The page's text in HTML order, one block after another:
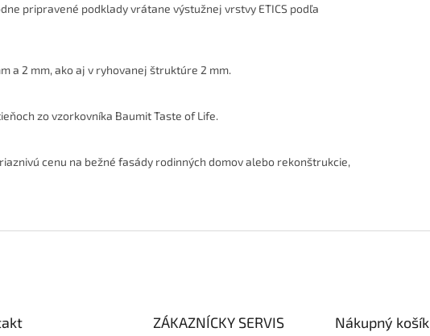
pripravené podklady vrátane výstužnej vrstvy ETICS podľa
a 2 mm, ako aj v ryhovanej štruktúre 2 mm.
zo vzorkovníka Baumit Taste of Life.
cenu na bežné fasády rodinných domov alebo rekonštrukcie,
ZÁKAZNÍCKY SERVIS Nákupný košík